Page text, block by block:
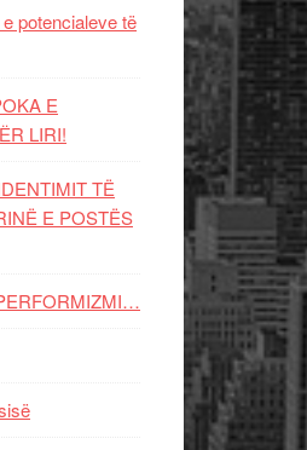
potencialeve të
E
LIRI!
TË
E POSTËS